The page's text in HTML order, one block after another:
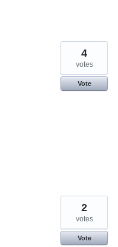
4
votes
Vote
2
votes
Vote